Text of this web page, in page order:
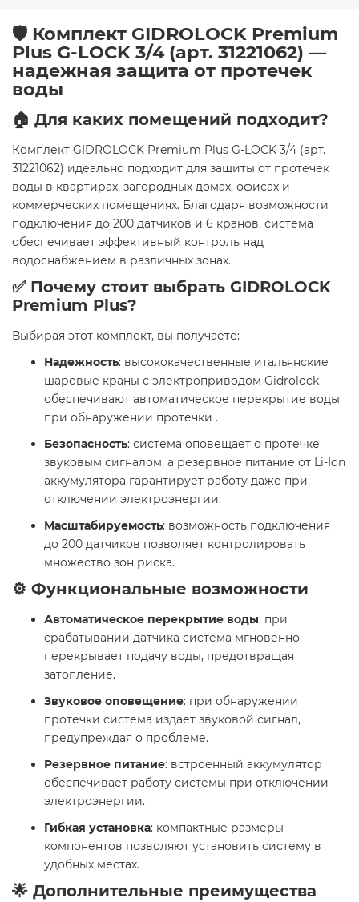
🛡️ Комплект GIDROLOCK Premium
Plus G-LOCK 3/4 (арт. 31221062) —
надежная защита от протечек
воды
🏠 Для каких помещений подходит?
Комплект GIDROLOCK Premium Plus G-LOCK 3/4 (арт.
31221062) идеально подходит для защиты от протечек
воды в квартирах, загородных домах, офисах и
коммерческих помещениях. Благодаря возможности
подключения до 200 датчиков и 6 кранов, система
обеспечивает эффективный контроль над
водоснабжением в различных зонах.
✅ Почему стоит выбрать GIDROLOCK
Premium Plus?
Выбирая этот комплект, вы получаете:
Надежность: высококачественные итальянские
шаровые краны с электроприводом Gidrolock
обеспечивают автоматическое перекрытие воды
при обнаружении протечки .
Безопасность: система оповещает о протечке
звуковым сигналом, а резервное питание от Li-Ion
аккумулятора гарантирует работу даже при
отключении электроэнергии.
Масштабируемость: возможность подключения
до 200 датчиков позволяет контролировать
множество зон риска.
⚙️ Функциональные возможности
Автоматическое перекрытие воды: при
срабатывании датчика система мгновенно
перекрывает подачу воды, предотвращая
затопление.
Звуковое оповещение: при обнаружении
протечки система издает звуковой сигнал,
предупреждая о проблеме.
Резервное питание: встроенный аккумулятор
обеспечивает работу системы при отключении
электроэнергии.
Гибкая установка: компактные размеры
компонентов позволяют установить систему в
удобных местах.
🌟 Дополнительные преимущества